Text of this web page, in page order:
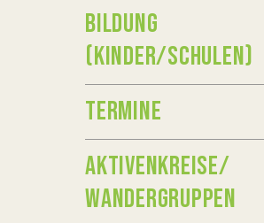
BILDUNG
(KINDER/SCHULEN)
TERMINE
AKTIVENKREISE/
WANDERGRUPPEN